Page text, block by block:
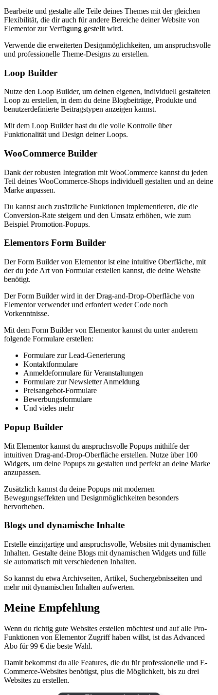
Bearbeite und gestalte alle Teile deines Themes mit der gleichen
Flexibilität, die dir auch für andere Bereiche deiner Website von
Elementor zur Verfügung gestellt wird.
Verwende die erweiterten Designmöglichkeiten, um anspruchsvolle
und professionelle Theme-Designs zu erstellen.
Loop Builder
Nutze den Loop Builder, um deinen eigenen, individuell gestalteten
Loop zu erstellen, in dem du deine Blogbeiträge, Produkte und
benutzerdefinierte Beitragstypen anzeigen kannst.
Mit dem Loop Builder hast du die volle Kontrolle über
Funktionalität und Design deiner Loops.
WooCommerce Builder
Dank der robusten Integration mit WooCommerce kannst du jeden
Teil deines WooCommerce-Shops individuell gestalten und an deine
Marke anpassen.
Du kannst auch zusätzliche Funktionen implementieren, die die
Conversion-Rate steigern und den Umsatz erhöhen, wie zum
Beispiel Promotion-Popups.
Elementors Form Builder
Der Form Builder von Elementor ist eine intuitive Oberfläche, mit
der du jede Art von Formular erstellen kannst, die deine Website
benötigt.
Der Form Builder wird in der Drag-and-Drop-Oberfläche von
Elementor verwendet und erfordert weder Code noch
Vorkenntnisse.
Mit dem Form Builder von Elementor kannst du unter anderem
folgende Formulare erstellen:
Formulare zur Lead-Generierung
Kontaktformulare
Anmeldeformulare für Veranstaltungen
Formulare zur Newsletter Anmeldung
Preisangebot-Formulare
Bewerbungsformulare
Und vieles mehr
Popup Builder
Mit Elementor kannst du anspruchsvolle Popups mithilfe der
intuitiven Drag-and-Drop-Oberfläche erstellen. Nutze über 100
Widgets, um deine Popups zu gestalten und perfekt an deine Marke
anzupassen.
Zusätzlich kannst du deine Popups mit modernen
Bewegungseffekten und Designmöglichkeiten besonders
hervorheben.
Blogs und dynamische Inhalte
Erstelle einzigartige und anspruchsvolle, Websites mit dynamischen
Inhalten. Gestalte deine Blogs mit dynamischen Widgets und fülle
sie automatisch mit verschiedenen Inhalten.
So kannst du etwa Archivseiten, Artikel, Suchergebnisseiten und
mehr mit dynamischen Inhalten aufwerten.
Meine Empfehlung
Wenn du richtig gute Websites erstellen möchtest und auf alle Pro-
Funktionen von Elementor Zugriff haben willst, ist das Advanced
Abo für 99 € die beste Wahl.
Damit bekommst du alle Features, die du für professionelle und E-
Commerce-Websites benötigst, plus die Möglichkeit, bis zu drei
Websites zu erstellen.